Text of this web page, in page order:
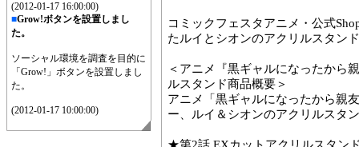
(2012-01-17 16:00:00)
■Grow!ボタンを設置しまし
た。
ソーシャル環境を調査を目的に
「Grow!」ボタンを設置しまし
た。
(2012-01-17 10:00:00)
コミックフェスタアニメ・公式
たルイとシオンのアクリルスタン
＜アニメ『黒ギャルになったから
ルスタンド商品概要＞
アニメ「黒ギャルになったから親
ー、ルイ＆シオンのアクリルスタ